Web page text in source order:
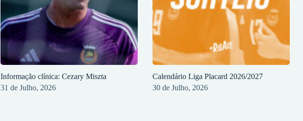
Informação clínica: Cezary Miszta
31 de Julho, 2026
Calendário Liga Placard 2026/2027
30 de Julho, 2026